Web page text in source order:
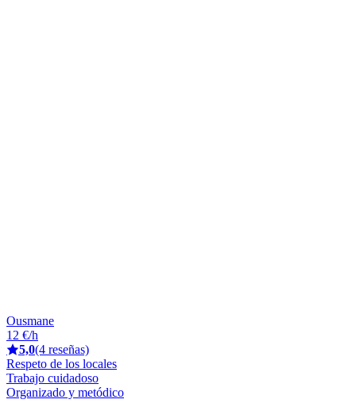
Ousmane
12 €/h
5,0(4 reseñas)
Respeto de los locales
Trabajo cuidadoso
Organizado y metódico